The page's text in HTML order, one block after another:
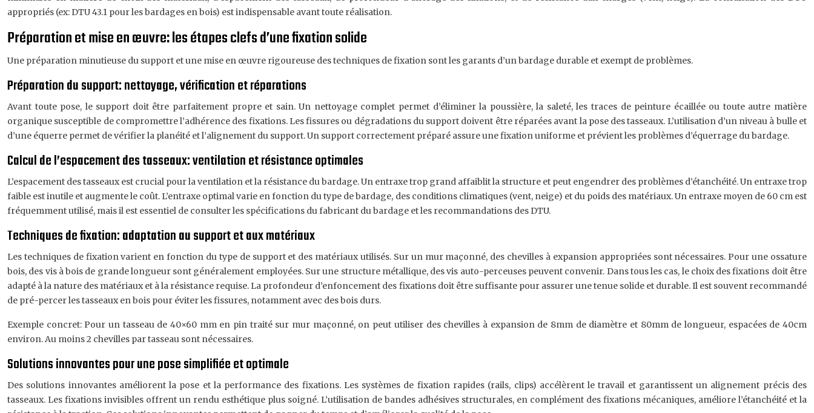
appropriés (ex: DTU 43.1 pour les bardages en bois) est indispensable avant toute réalisation.
Préparation et mise en œuvre: les étapes clefs d’une fixation solide
Une préparation minutieuse du support et une mise en œuvre rigoureuse des techniques de fixation sont les garants d’un bardage durable et exempt de problèmes.
Préparation du support: nettoyage, vérification et réparations
Avant toute pose, le support doit être parfaitement propre et sain. Un nettoyage complet permet d’éliminer la poussière, la saleté, les traces de peinture écaillée ou toute autre matière
organique susceptible de compromettre l’adhérence des fixations. Les fissures ou dégradations du support doivent être réparées avant la pose des tasseaux. L’utilisation d’un niveau à bulle et
d’une équerre permet de vérifier la planéité et l’alignement du support. Un support correctement préparé assure une fixation uniforme et prévient les problèmes d’équerrage du bardage.
Calcul de l’espacement des tasseaux: ventilation et résistance optimales
L’espacement des tasseaux est crucial pour la ventilation et la résistance du bardage. Un entraxe trop grand affaiblit la structure et peut engendrer des problèmes d’étanchéité. Un entraxe trop
faible est inutile et augmente le coût. L’entraxe optimal varie en fonction du type de bardage, des conditions climatiques (vent, neige) et du poids des matériaux. Un entraxe moyen de 60 cm est
fréquemment utilisé, mais il est essentiel de consulter les spécifications du fabricant du bardage et les recommandations des DTU.
Techniques de fixation: adaptation au support et aux matériaux
Les techniques de fixation varient en fonction du type de support et des matériaux utilisés. Sur un mur maçonné, des chevilles à expansion appropriées sont nécessaires. Pour une ossature
bois, des vis à bois de grande longueur sont généralement employées. Sur une structure métallique, des vis auto-perceuses peuvent convenir. Dans tous les cas, le choix des fixations doit être
adapté à la nature des matériaux et à la résistance requise. La profondeur d’enfoncement des fixations doit être suffisante pour assurer une tenue solide et durable. Il est souvent recommandé
de pré-percer les tasseaux en bois pour éviter les fissures, notamment avec des bois durs.
Exemple concret: Pour un tasseau de 40×60 mm en pin traité sur mur maçonné, on peut utiliser des chevilles à expansion de 8mm de diamètre et 80mm de longueur, espacées de 40cm
environ. Au moins 2 chevilles par tasseau sont nécessaires.
Solutions innovantes pour une pose simplifiée et optimale
Des solutions innovantes améliorent la pose et la performance des fixations. Les systèmes de fixation rapides (rails, clips) accélèrent le travail et garantissent un alignement précis des
tasseaux. Les fixations invisibles offrent un rendu esthétique plus soigné. L’utilisation de bandes adhésives structurales, en complément des fixations mécaniques, améliore l’étanchéité et la